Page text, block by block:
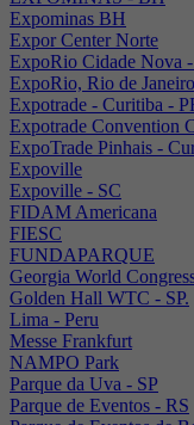
Expominas BH
Expor Center Norte
ExpoRio Cidade Nova
ExpoRio, Rio de
Expotrade - Curitiba -
Expotrade Convention
ExpoTrade Pinhais -
Expoville
Expoville - SC
FIDAM Americana
FIESC
FUNDAPARQUE
Georgia World
Golden Hall WTC - SP.
Lima - Peru
Messe Frankfurt
NAMPO Park
Parque da Uva - SP
Parque de Eventos - RS